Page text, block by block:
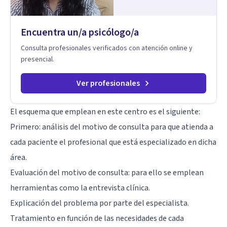
Encuentra un/a psicólogo/a
Consulta profesionales verificados con atención online y
presencial.
Ver profesionales
El esquema que emplean en este centro es el siguiente:
Primero: análisis del motivo de consulta para que atienda a
cada paciente el profesional que está especializado en dicha
área.
Evaluación del motivo de consulta: para ello se emplean
herramientas como la entrevista clínica.
Explicación del problema por parte del especialista.
Tratamiento en función de las necesidades de cada